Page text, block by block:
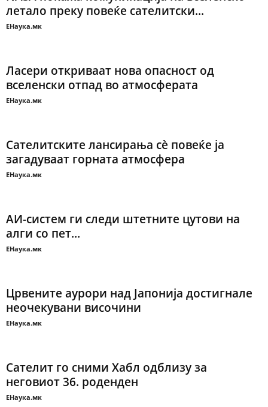
летало преку повеќе сателитски...
ЕНаука.мк
Ласери откриваат нова опасност од
вселенски отпад во атмосферата
ЕНаука.мк
Сателитските лансирања сè повеќе ја
загадуваат горната атмосфера
ЕНаука.мк
АИ-систем ги следи штетните цутови на
алги со пет...
ЕНаука.мк
Црвените аурори над Јапонија достигнале
неочекувани височини
ЕНаука.мк
Сателит го сними Хабл одблизу за
неговиот 36. роденден
ЕНаука.мк